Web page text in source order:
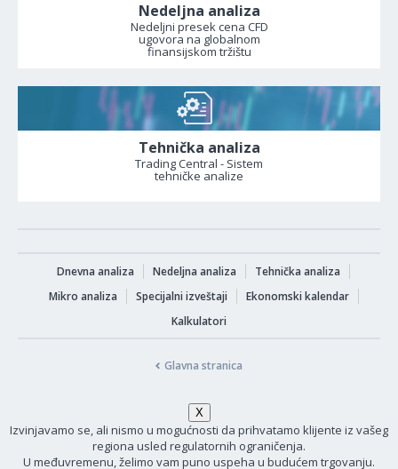
Nedeljna analiza
Nedeljni presek cena CFD
ugovora na globalnom
finansijskom tržištu
Tehnička analiza
Trading Central - Sistem
tehničke analize
Dnevna analiza Nedeljna analiza
Tehnička analiza
Mikro analiza
Specijalni izveštaji
Ekonomski kalendar
Kalkulatori
Glavna stranica
Izvinjavamo se, ali nismo u mogućnosti da prihvatamo klijente iz vašeg
regiona usled regulatornih ograničenja.
U međuvremenu, želimo vam puno uspeha u budućem trgovanju.